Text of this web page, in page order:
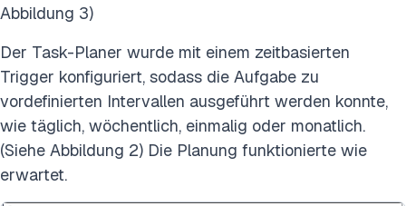
Abbildung 3)
Der Task-Planer wurde mit einem zeitbasierten
Trigger konfiguriert, sodass die Aufgabe zu
vordefinierten Intervallen ausgeführt werden konnte,
wie täglich, wöchentlich, einmalig oder monatlich.
(Siehe Abbildung 2) Die Planung funktionierte wie
erwartet.